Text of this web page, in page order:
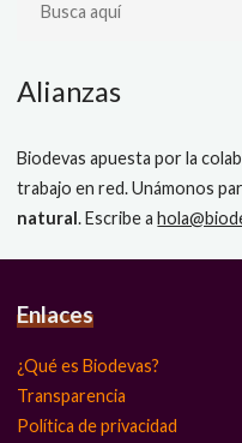
Alianzas
Biodevas apuesta por la
trabajo en red. Unámonos
natural. Escribe a
Enlaces
¿Qué es Biodevas?
Transparencia
Política de privacidad